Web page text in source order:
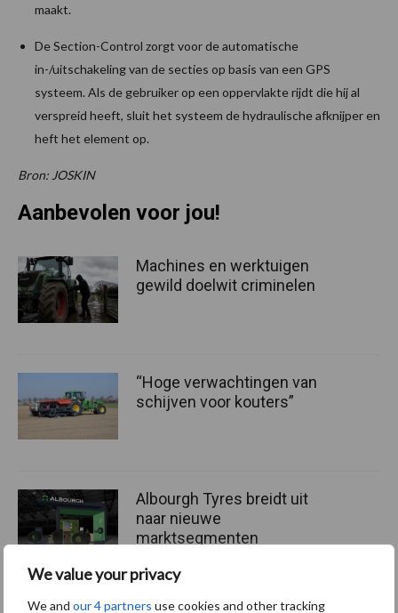
We value your privacy
We and our 4 partners use cookies and other tracking
maakt.
De Section-Control zorgt voor de automatische
in-/uitschakeling van de secties op basis van een GPS
systeem. Als de gebruiker op een oppervlakte rijdt die hij al
verspreid heeft, sluit het systeem de hydraulische afknijper en
heft het element op.
Bron: JOSKIN
Aanbevolen voor jou!
Machines en werktuigen
gewild doelwit criminelen
“Hoge verwachtingen van
schijven voor kouters”
Albourgh Tyres breidt uit
naar nieuwe
marktsegmenten